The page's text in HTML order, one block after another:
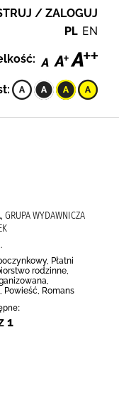
/ ZALOGUJ
PL EN
GRUPA WYDAWNICZA
Płatni
rodzinne,
Powieść, Romans
1